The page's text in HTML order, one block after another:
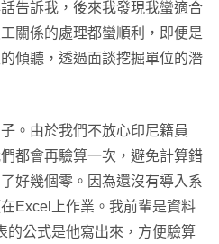
告訴我，後來我發現我蠻適合
關係的處理都蠻順利，即便是
傾聽，透過面談挖掘單位的潛
。由於我們不放心印尼籍員
都會再驗算一次，避免計算錯
好幾個零。因為還沒有導入系
Excel上作業。我前輩是資料
的公式是他寫出來，方便驗算